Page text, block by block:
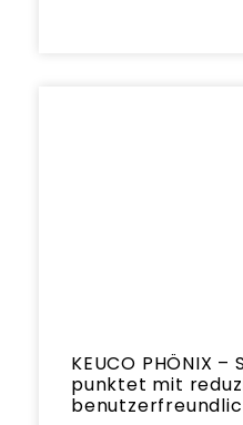
KEUCO PHÖNIX
punktet mit